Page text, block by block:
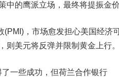
的鹰派立场，最终将提振金价
，市场愈发担心美国经济
则美元将反弹并限制黄金上行。
一些成功，但荷兰合作银行